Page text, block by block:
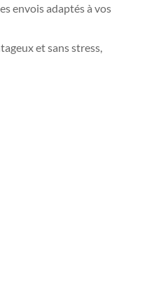
envois adaptés à vos
et sans stress,